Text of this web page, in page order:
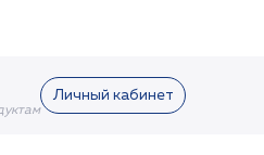
Личный кабинет